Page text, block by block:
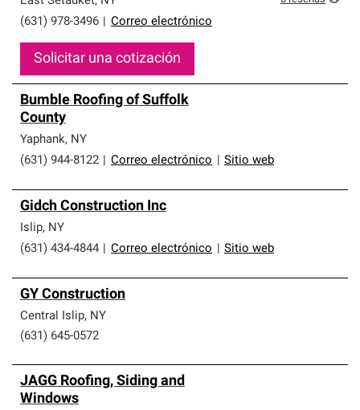
(631) 978-3496
Correo electrónico
Solicitar una cotización
Bumble Roofing of Suffolk
County
Yaphank, NY
(631) 944-8122
Correo electrónico Sitio web
Gidch Construction Inc
Islip, NY
(631) 434-4844
Correo electrónico Sitio web
GY Construction
Central Islip, NY
(631) 645-0572
JAGG Roofing, Siding and
Windows